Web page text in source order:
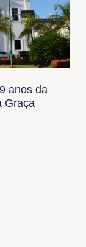
anos da
Graça